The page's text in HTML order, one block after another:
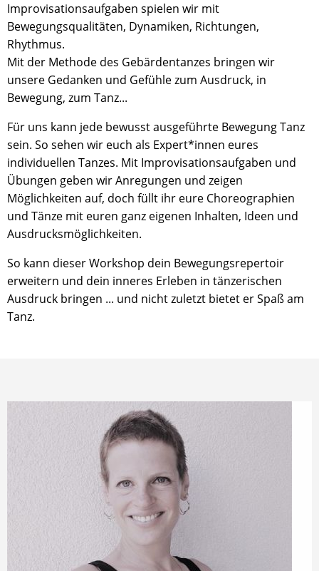
Improvisationsaufgaben spielen wir mit
Bewegungsqualitäten, Dynamiken, Richtungen,
Rhythmus.
Mit der Methode des Gebärdentanzes bringen wir
unsere Gedanken und Gefühle zum Ausdruck, in
Bewegung, zum Tanz...
Für uns kann jede bewusst ausgeführte Bewegung Tanz
sein. So sehen wir euch als Expert*innen eures
individuellen Tanzes. Mit Improvisationsaufgaben und
Übungen geben wir Anregungen und zeigen
Möglichkeiten auf, doch füllt ihr eure Choreographien
und Tänze mit euren ganz eigenen Inhalten, Ideen und
Ausdrucksmöglichkeiten.
So kann dieser Workshop dein Bewegungsrepertoir
erweitern und dein inneres Erleben in tänzerischen
Ausdruck bringen ... und nicht zuletzt bietet er Spaß am
Tanz.